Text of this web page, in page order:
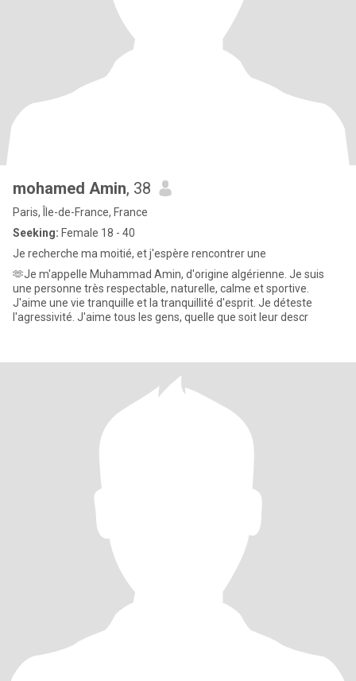
mohamed Amin, 38
Paris, Île-de-France, France
Seeking: Female 18 - 40
Je recherche ma moitié, et j'espère rencontrer une
🫶Je m'appelle Muhammad Amin, d'origine algérienne. Je suis
une personne très respectable, naturelle, calme et sportive.
J'aime une vie tranquille et la tranquillité d'esprit. Je déteste
l'agressivité. J'aime tous les gens, quelle que soit leur descr